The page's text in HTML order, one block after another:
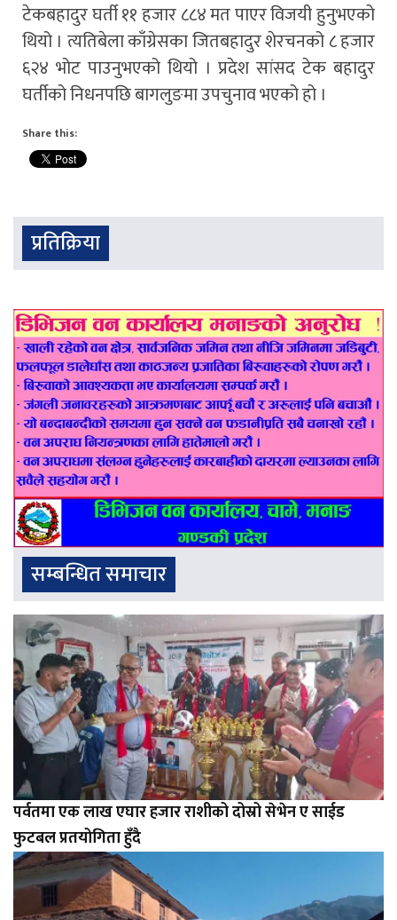
टेकबहादुर घर्ती ११ हजार ८८४ मत पाएर विजयी हुनुभएको
थियो । त्यतिबेला काँग्रेसका जितबहादुर शेरचनको ८ हजार
६२४ भोट पाउनुभएको थियो । प्रदेश सांसद टेक बहादुर
घर्तीको निधनपछि बागलुङमा उपचुनाव भएको हो ।
Share this:
प्रतिक्रिया
सम्बन्धित समाचार
पर्वतमा एक लाख एघार हजार राशीको दोस्रो सेभेन ए साईड
फुटबल प्रतयोगिता हुँदै